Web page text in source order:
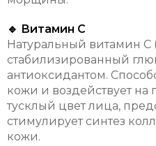
🔹 Витамин С
Натуральный витамин С
стабилизированный
антиоксидантом.
кожи и воздействует на
тусклый цвет лица,
стимулирует синтез
кожи.